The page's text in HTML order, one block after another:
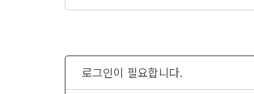
로그인이 필요합니다.